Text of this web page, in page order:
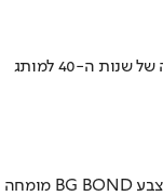
איך אסם הפכה את תקופת הצנע והמחסור הקשה של שנות ה-40 למותג